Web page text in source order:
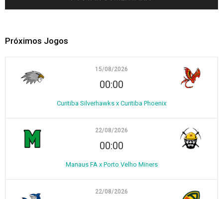
Próximos Jogos
15/08/2026
00:00
Curitiba Silverhawks x Curitiba Phoenix
22/08/2026
00:00
Manaus FA x Porto Velho Miners
22/08/2026